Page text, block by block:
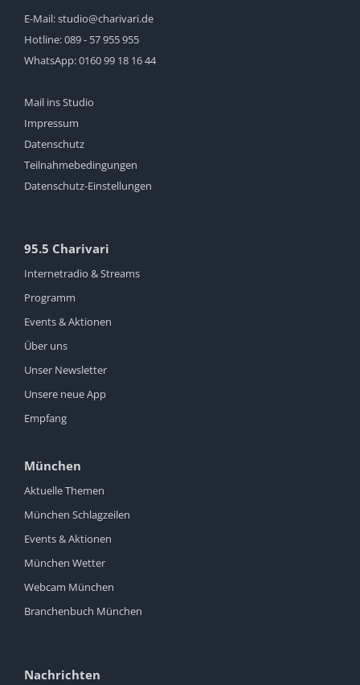
E-Mail:studio@charivari.de
Hotline:089 - 57 955 955
WhatsApp:0160 99 18 16 44
Mail ins Studio
Impressum
Datenschutz
Teilnahmebedingungen
Datenschutz-Einstellungen
95.5 Charivari
Internetradio & Streams
Programm
Events & Aktionen
Über uns
Unser Newsletter
Unsere neue App
Empfang
München
Aktuelle Themen
München Schlagzeilen
Events & Aktionen
München Wetter
Webcam München
Branchenbuch München
Nachrichten